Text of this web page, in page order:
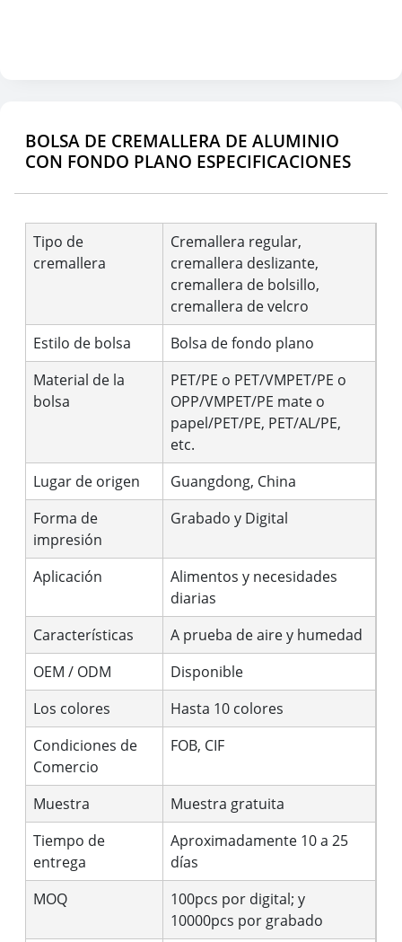
BOLSA DE CREMALLERA DE ALUMINIO
CON FONDO PLANO ESPECIFICACIONES
Tipo de
cremallera
Cremallera regular,
cremallera deslizante,
cremallera de bolsillo,
cremallera de velcro
Estilo de bolsa
Bolsa de fondo plano
Material de la
bolsa
PET/PE o PET/VMPET/PE o
OPP/VMPET/PE mate o
papel/PET/PE, PET/AL/PE,
etc.
Lugar de origen
Guangdong, China
Forma de
impresión
Grabado y Digital
Aplicación
Alimentos y necesidades
diarias
Características
A prueba de aire y humedad
OEM / ODM
Disponible
Los colores
Hasta 10 colores
Condiciones de
Comercio
FOB, CIF
Muestra
Muestra gratuita
Tiempo de
entrega
Aproximadamente 10 a 25
días
MOQ
100pcs por digital; y
10000pcs por grabado